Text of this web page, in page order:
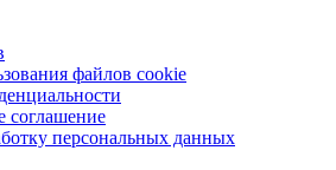
файлов cookie
соглашение
персональных данных